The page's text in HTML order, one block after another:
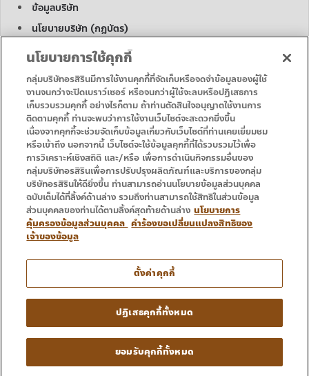
ข้อมูลบริษัท
นโยบายบริษัท (กฎบัตร)
คำร้องขอเปลี่ยนแปลงสิทธิเจ้าของข้อมูล
• หน้าแรก
• โปรโมชั่น
• บริการ
• ติดต่อเรา
โทร : 053 333 666
Copyright © 2016 – 2024 Ornsirin Group โครงการคุณภาพ
สำหรับคุณ. All Rights Reserved.
• ข้อตกลงและเงื่อนไข • นโยบายความเป็นส่วนตัว
นโยบายการใช้คุกกี้
กลุ่มบริษัทอรสิรินมีการใช้งานคุกกี้ที่จัดเก็บหรือจดจำข้อมูลของผู้ใช้
งานจนกว่าจะปิดเบราว์เซอร์ หรือจนกว่าผู้ใช้จะลบหรือปฏิเสธการ
เก็บรวบรวมคุกกี้ อย่างไรก็ตาม ถ้าท่านตัดสินใจอนุญาตใช้งานการ
ติดตามคุกกี้ ท่านจะพบว่าการใช้งานเว็บไซต์จะสะดวกยิ่งขึ้น
เนื่องจากคุกกี้จะช่วยจัดเก็บข้อมูลเกี่ยวกับเว็บไซต์ที่ท่านเคยเยี่ยมชม
หรือเข้าถึง นอกจากนี้ เว็บไซต์จะใช้ข้อมูลคุกกี้ที่ได้รวบรวมไว้เพื่อ
การวิเคราะห์เชิงสถิติ และ/หรือ เพื่อการดำเนินกิจกรรมอื่นของ
กลุ่มบริษัทอรสิรินเพื่อการปรับปรุงผลิตภัณฑ์และบริการของกลุ่ม
บริษัทอรสิรินให้ดียิ่งขึ้น ท่านสามารถอ่านนโยบายข้อมูลส่วนบุคคล
ฉบับเต็มได้ที่ลิ้งค์ด้านล่าง รวมถึงท่านสามารถใช้สิทธิในส่วนข้อมูล
ส่วนบุคคลของท่านได้ตามลิ้งค์สุดท้ายด้านล่าง นโยบายการ
คุ้มครองข้อมูลส่วนบุคคล คำร้องขอเปลี่ยนแปลงสิทธิของ
เจ้าของข้อมูล
ตั้งค่าคุกกี้
ปฏิเสธคุกกี้ทั้งหมด
ยอมรับคุกกี้ทั้งหมด